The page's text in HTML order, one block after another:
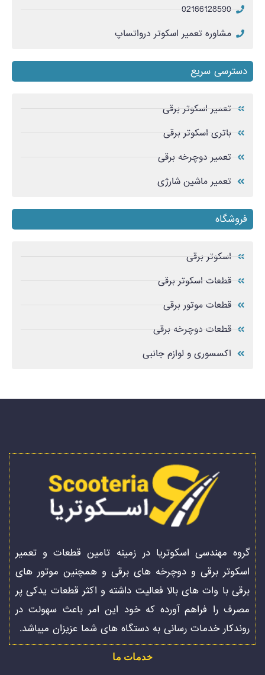
02166128590
مشاوره تعمیر اسکوتر درواتساپ
دسترسی سریع
تعمیر اسکوتر برقی
باتری اسکوتر برقی
تعمیر دوچرخه برقی
تعمیر ماشین شارژی
فروشگاه
اسکوتر برقی
قطعات اسکوتر برقی
قطعات موتور برقی
قطعات دوچرخه برقی
اکسسوری و لوازم جانبی
گروه مهندسی اسکوتریا در زمینه تامین قطعات و تعمیر
اسکوتر برقی و دوچرخه های برقی و همچنین موتور های
برقی با وات های بالا فعالیت داشته و اکثر قطعات یدکی پر
مصرف را فراهم آورده که خود این امر باعث سهولت در
روندکار خدمات رسانی به دستگاه های شما عزیزان میباشد.
خدمات ما